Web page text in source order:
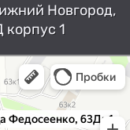
Новгород,
1
Федосеенко, 63Дк1 —
Яндекс Карты